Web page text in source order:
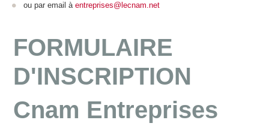
ou par email à entreprises@lecnam.net